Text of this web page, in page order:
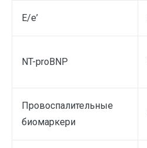
Е/е’
NT-proBNP
Провоспалительные
биомаркери